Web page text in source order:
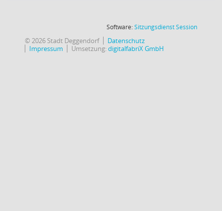
Software:SitzungsdienstSession(Wird in
© 2026 Stadt Deggendorf
Datenschutz
Impressum
Umsetzung:digitalfabriX GmbH